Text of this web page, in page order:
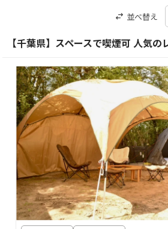
並べ替え
【千葉県】スペースで喫煙可 人気の